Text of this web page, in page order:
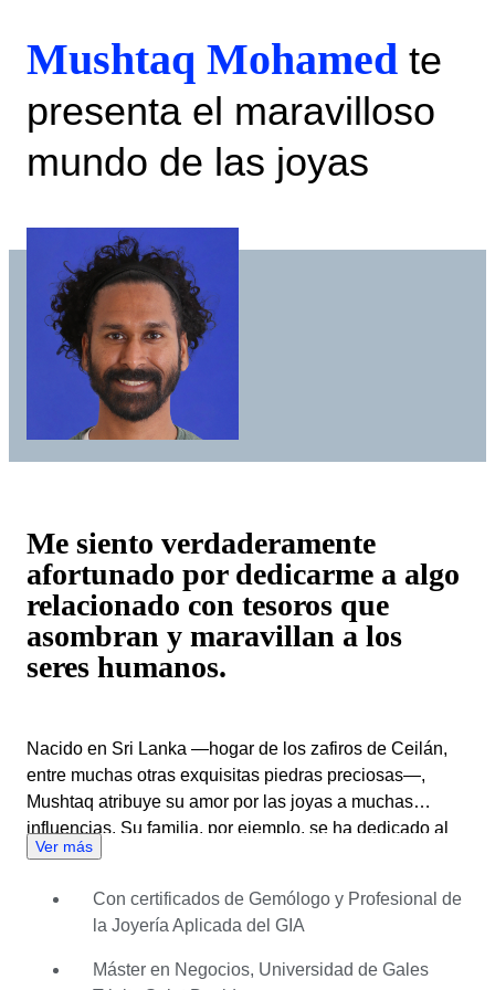
Mushtaq Mohamed te
presenta el maravilloso
mundo de las joyas
Me siento verdaderamente
afortunado por dedicarme a algo
relacionado con tesoros que
asombran y maravillan a los
seres humanos.
Nacido en Sri Lanka —hogar de los zafiros de Ceilán,
entre muchas otras exquisitas piedras preciosas—,
Mushtaq atribuye su amor por las joyas a muchas
influencias. Su familia, por ejemplo, se ha dedicado al
comercio de gemas y joyas durante varias
historias sobre piedras preciosas y sus energías. Esas
historias le inculcaron un profundo aprecio por la
impresionante belleza de las gemas, el proceso de su
Ver más
Con certificados de Gemólogo y Profesional de
la Joyería Aplicada del GIA
Máster en Negocios, Universidad de Gales